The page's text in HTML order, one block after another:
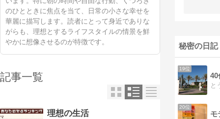
のひとときに焦点を当て、日常の小さな幸せを
華麗に描写します。読者にとって身近でありな
がらも、理想とするライフスタイルの情景を鮮
やかに想像させるのが特徴です。
記事一覧
理想の生活
秘密の日
19位
40
20位
モ